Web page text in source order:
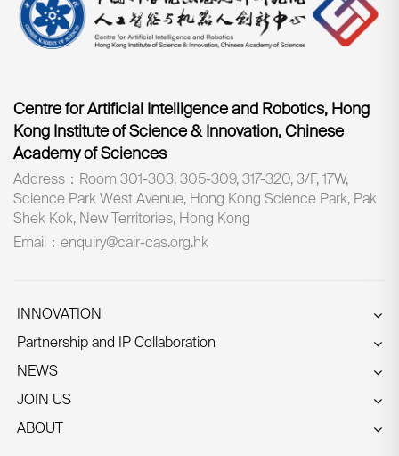
Centre for Artificial Intelligence and Robotics, Hong
Kong Institute of Science & Innovation, Chinese
Academy of Sciences
Address：Room 301-303, 305-309, 317-320, 3/F, 17W,
Science Park West Avenue, Hong Kong Science Park, Pak
Shek Kok, New Territories, Hong Kong
Email：enquiry@cair-cas.org.hk
INNOVATION
Partnership and IP Collaboration
NEWS
JOIN US
ABOUT